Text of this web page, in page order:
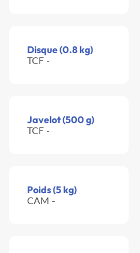
Disque (0.8 kg)
TCF -
Javelot (500 g)
TCF -
Poids (5 kg)
CAM -